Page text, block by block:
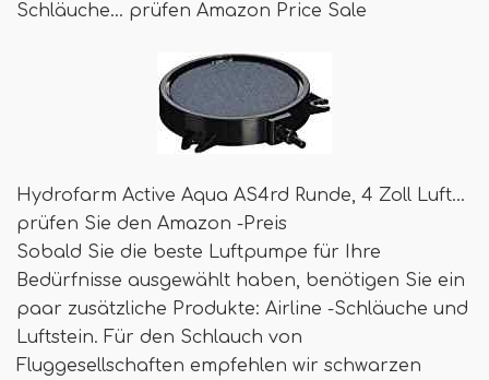
Schläuche… prüfen Amazon Price Sale
Hydrofarm Active Aqua AS4rd Runde, 4 Zoll Luft…
prüfen Sie den Amazon -Preis
Sobald Sie die beste Luftpumpe für Ihre
Bedürfnisse ausgewählt haben, benötigen Sie ein
paar zusätzliche Produkte: Airline -Schläuche und
Luftstein. Für den Schlauch von
Fluggesellschaften empfehlen wir schwarzen